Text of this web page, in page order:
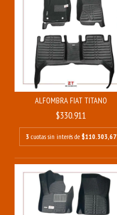
ALFOMBRA FIAT TITANO
$330.911
3 cuotas sin interés de $110.303,67